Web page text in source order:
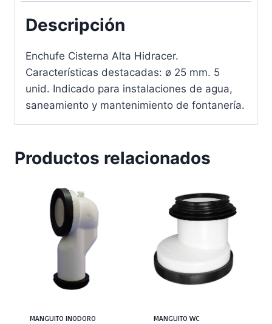
Descripción
Enchufe Cisterna Alta Hidracer.
Características destacadas: ø 25 mm. 5
unid. Indicado para instalaciones de agua,
saneamiento y mantenimiento de fontanería.
Productos relacionados
MANGUITO INODORO
MANGUITO WC